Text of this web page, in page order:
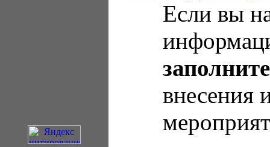
Если вы
внесения